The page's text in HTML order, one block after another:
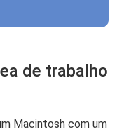
de trabalho
Macintosh com um